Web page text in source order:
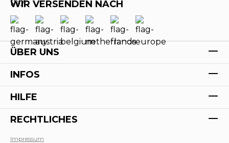
WIR VERSENDEN NACH
ÜBER UNS
INFOS
HILFE
RECHTLICHES
Impressum